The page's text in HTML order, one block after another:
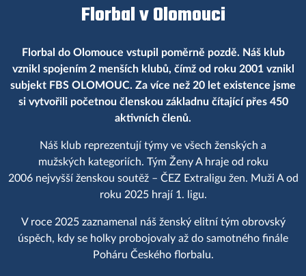
Florbal v Olomouci
Florbal do Olomouce vstupil poměrně pozdě. Náš klub
vznikl spojením 2 menších klubů, čímž od roku 2001 vznikl
subjekt FBS OLOMOUC. Za více než 20 let existence jsme
si vytvořili početnou členskou základnu čítající přes 450
aktivních členů.
Náš klub reprezentují týmy ve všech ženských a
mužských kategoriích. Tým Ženy A hraje od roku
2006 nejvyšší ženskou soutěž – ČEZ Extraligu žen. Muži A od
roku 2025 hrají 1. ligu.
V roce 2025 zaznamenal náš ženský elitní tým obrovský
úspěch, kdy se holky probojovaly až do samotného finále
Poháru Českého florbalu.